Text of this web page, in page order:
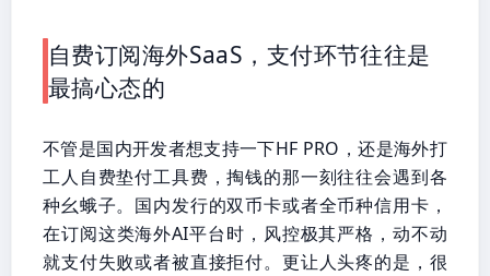
自费订阅海外SaaS，支付环节往往是
最搞心态的
不管是国内开发者想支持一下HF PRO，还是海外打
工人自费垫付工具费，掏钱的那一刻往往会遇到各
种幺蛾子。国内发行的双币卡或者全币种信用卡，
在订阅这类海外AI平台时，风控极其严格，动不动
就支付失败或者被直接拒付。更让人头疼的是，很